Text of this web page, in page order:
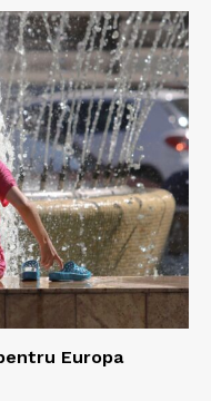
Europa